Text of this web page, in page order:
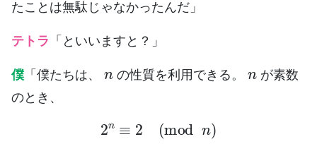
たことは無駄じゃなかったんだ」
テトラ 「といいますと？」
僕 「僕たちは、 の性質を利用できる。
が素数
のとき、
2n ≡2 modn